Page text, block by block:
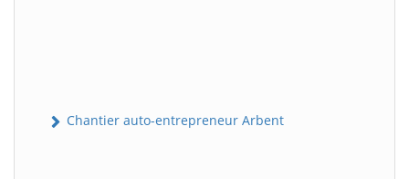
Chantier auto-entrepreneur Arbent